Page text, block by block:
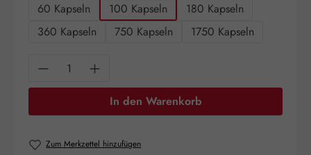
60 Kapseln 100 Kapseln
180 Kapseln
360 Kapseln
750 Kapseln 1750 Kapseln
Produkt Anzahl: Gib den gewünschten
In den Warenkorb
Zum Merkzettel hinzufügen